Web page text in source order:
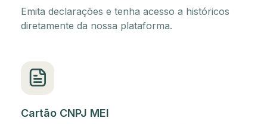
Emita declarações e tenha acesso a históricos
diretamente da nossa plataforma.
Cartão CNPJ MEI